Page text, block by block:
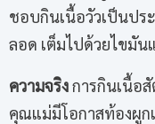
ชอบกินเนื้อวัวเป็นปร
ลอด เต็มไปด้วยไขมัน
ความจริงการกินเนื้อ
คุณแม่มีโอกาสท้องผูก